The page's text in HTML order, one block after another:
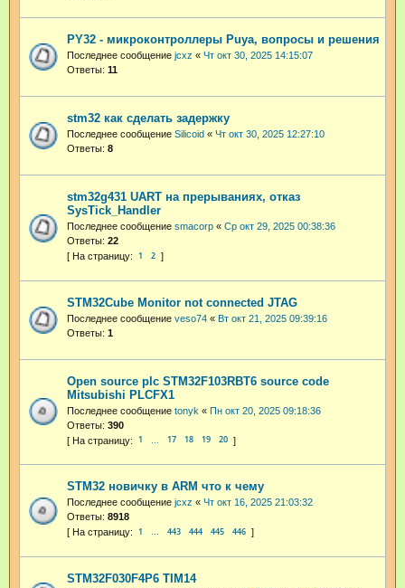
PY32 - микроконтроллеры Puya, вопросы и решения
Последнее сообщение jcxz « Чт окт 30, 2025 14:15:07
Ответы: 11
stm32 как сделать задержку
Последнее сообщение Silicoid « Чт окт 30, 2025 12:27:10
Ответы: 8
stm32g431 UART на прерываниях, отказ
SysTick_Handler
Последнее сообщение smacorp « Ср окт 29, 2025 00:38:36
Ответы: 22
1 2
STM32Cube Monitor not connected JTAG
Последнее сообщение veso74 « Вт окт 21, 2025 09:39:16
Ответы: 1
Open source plc STM32F103RBT6 source code
Mitsubishi PLCFX1
Последнее сообщение tonyk « Пн окт 20, 2025 09:18:36
Ответы: 390
1 17 18 19 20
STM32 новичку в ARM что к чему
Последнее сообщение jcxz « Чт окт 16, 2025 21:03:32
Ответы: 8918
1 … 443 444 445 446
STM32F030F4P6 TIM14